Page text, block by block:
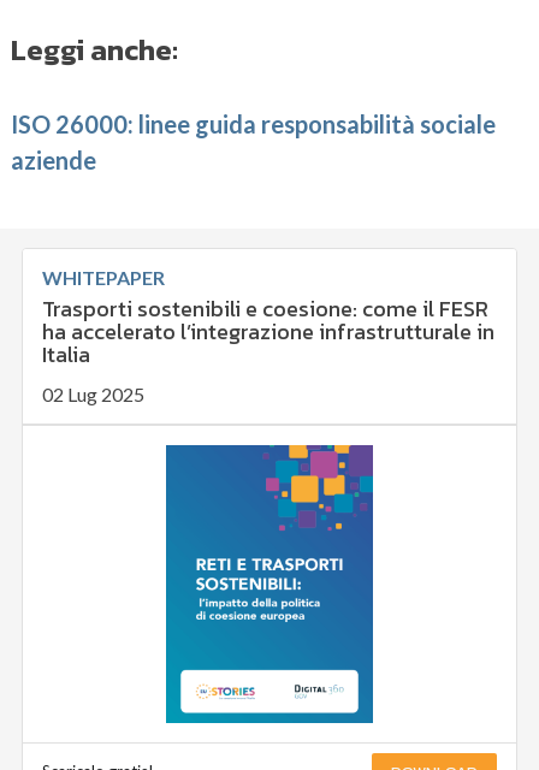
Leggi anche:
ISO 26000: linee guida responsabilità sociale
aziende
WHITEPAPER
Trasporti sostenibili e coesione: come il FESR
ha accelerato l’integrazione infrastrutturale in
Italia
02 Lug 2025